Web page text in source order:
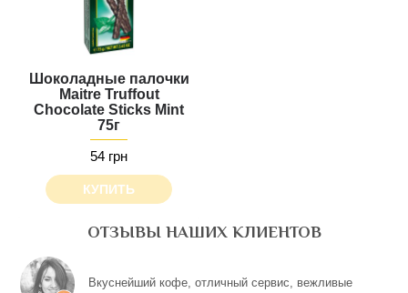
Шоколадные палочки
Maitre Truffout
Chocolate Sticks Mint
75г
54 грн
КУПИТЬ
ОТЗЫВЫ НАШИХ КЛИЕНТОВ